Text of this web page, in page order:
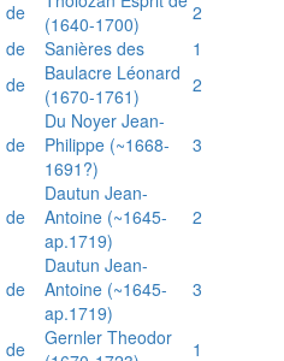
de
(1640-1700)
2
de Sanières des
1
de
Baulacre Léonard
(1670-1761)
2
de
Du Noyer Jean-
Philippe (~1668-
1691?)
3
de
Dautun Jean-
Antoine (~1645-
ap.1719)
2
de
Dautun Jean-
Antoine (~1645-
ap.1719)
3
de
Gernler Theodor
1